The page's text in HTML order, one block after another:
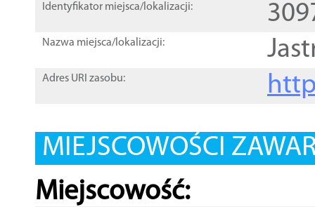
Identyfikator miejsca/lokalizacji:
Nazwa miejsca/lokalizacji:
Adres URI zasobu:
MIEJSCOWOŚCI
Miejscowość: